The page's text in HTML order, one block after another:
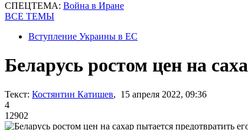
СПЕЦТЕМА: Война в Иране
ВСЕ ТЕМЫ
Вступление Украины в ЕС
Беларусь ростом цен на
Текст: Костянтин Катишев, 15 апреля 2022, 09:36
4
12902